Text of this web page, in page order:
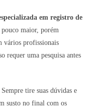
em registro de
maior, porém
vários profissionais
requer uma pesquisa antes
Sempre tire suas dúvidas e
susto no final com os